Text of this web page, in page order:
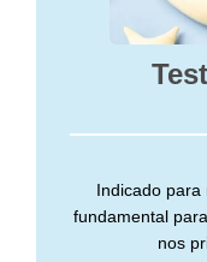
Indicado para
fundamental
nos